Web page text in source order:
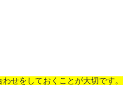
せをしておくことが大切です。